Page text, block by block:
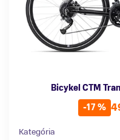
Bicykel CTM
-17 %
Kategória